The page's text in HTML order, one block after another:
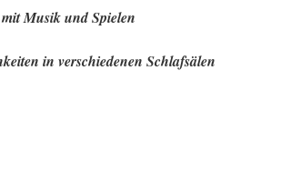
Musik und Spielen
in verschiedenen Schlafsälen